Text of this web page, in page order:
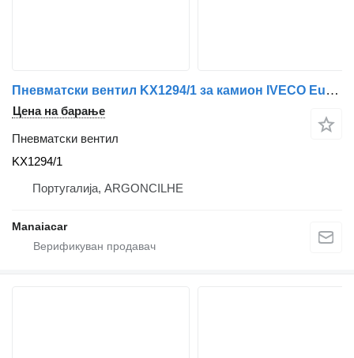
Пневматски вентил KX1294/1 за камион IVECO EuroCargo I-III | 91 - 15
Цена на барање
Пневматски вентил
KX1294/1
Португалија, ARGONCILHE
Manaiacar